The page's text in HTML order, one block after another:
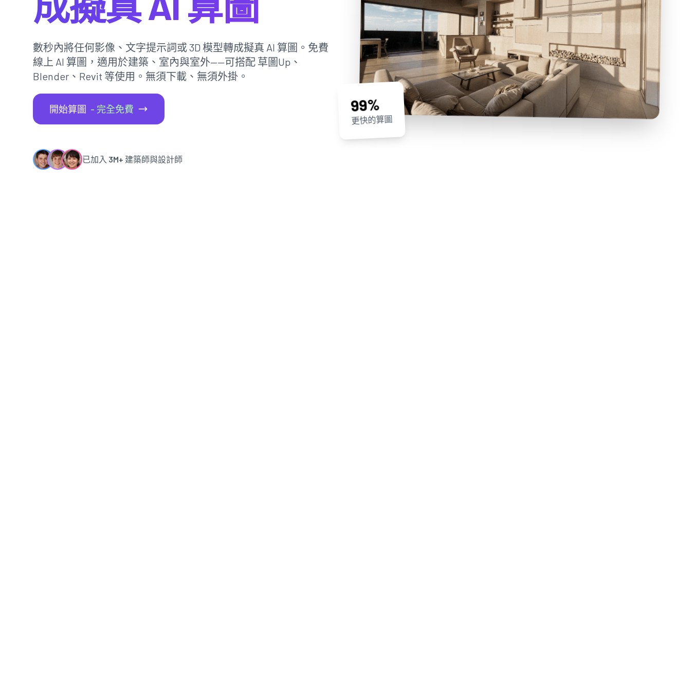
數秒內將任何影像、文字提示詞或 3D 模型轉成擬真 AI 算圖。免費
線上 AI 算圖，適用於建築、室內與室外——可搭配 草圖Up、
Blender、Revit 等使用。無須下載、無須外掛。
開始算圖 - 完全免費
已加入 3M+ 建築師與設計師
99%
更快的算圖